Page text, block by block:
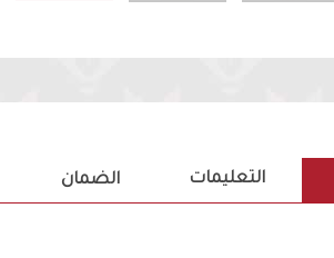
التعليمات الضمان